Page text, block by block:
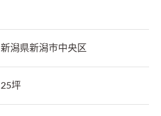
新潟県新潟市中央区
25坪